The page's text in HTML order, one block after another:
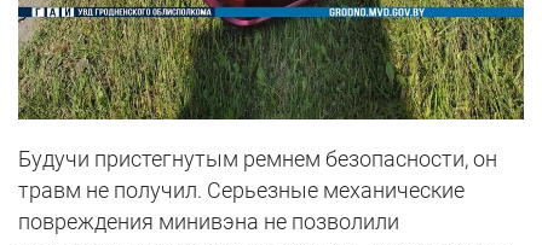
Будучи пристегнутым ремнем безопасности, он
травм не получил. Серьезные механические
повреждения минивэна не позволили